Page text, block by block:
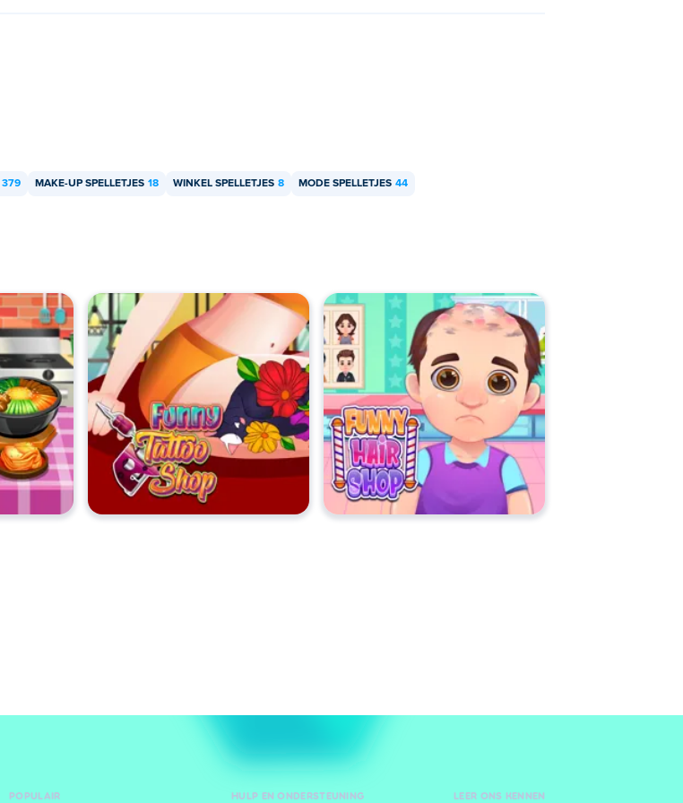
379 MAKE-UP SPELLETJES 18 WINKEL SPELLETJES 8 MODE SPELLETJES 44
POPULAIR HULP EN ONDERSTEUNING LEER ONS KENNEN